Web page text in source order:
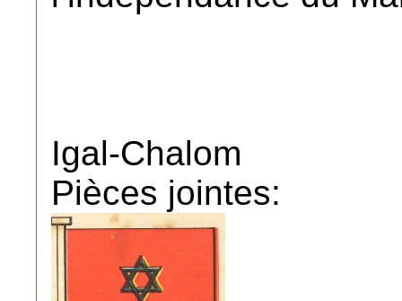
Igal-Chalom
Pièces jointes: